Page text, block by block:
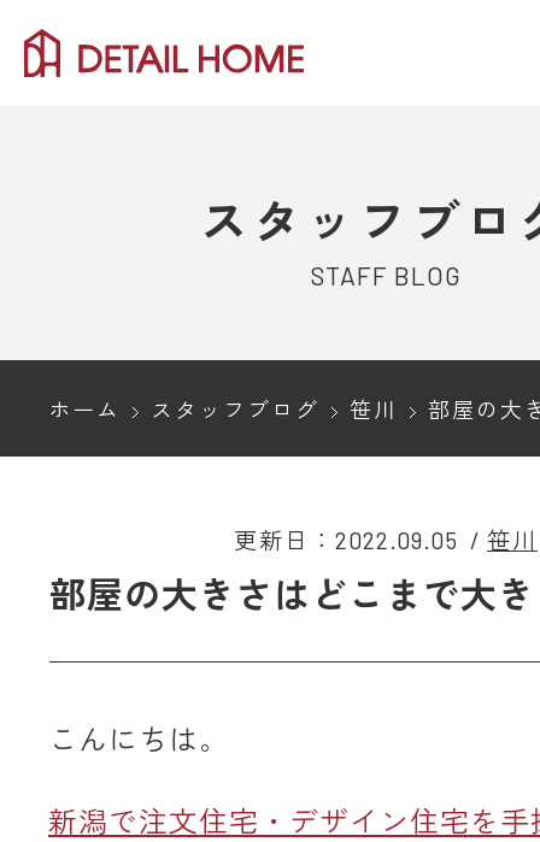
スタッフブロ
STAFF BLOG
ホーム スタッフブログ 笹川 部屋の大きさは
更新日：2022.09.05 / 笹川
部屋の大きさはどこまで大
こんにちは。
新潟で注文住宅・デザイン住宅を手